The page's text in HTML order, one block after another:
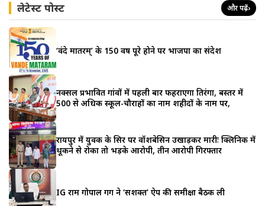
लेटेस्ट पोस्ट और पढ़ें›
‘वंदे मातरम्’ के 150 वर्ष पूरे होने पर भाजपा का संदेश
नक्सल प्रभावित गांवों में पहली बार फहराएगा तिरंगा, बस्तर में
500 से अधिक स्कूल-चौराहों का नाम शहीदों के नाम पर,
रायपुर में युवक के सिर पर वॉशबेसिन उखाड़कर मारीः क्लिनिक में
थूकने से रोका तो भड़के आरोपी, तीन आरोपी गिरफ्तार
IG राम गोपाल गर्ग ने ‘सशक्त’ ऐप की समीक्षा बैठक ली